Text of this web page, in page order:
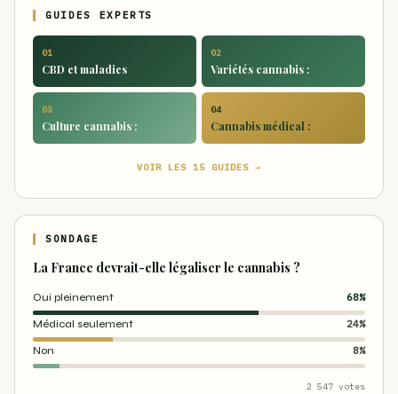
GUIDES EXPERTS
01
CBD et maladies
02
Variétés cannabis :
03
Culture cannabis :
04
Cannabis médical :
VOIR LES 15 GUIDES →
SONDAGE
La France devrait-elle légaliser le cannabis ?
Oui pleinement 68%
Médical seulement 24%
Non 8%
2 547 votes